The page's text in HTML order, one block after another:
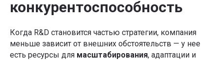
конкурентоспособность
Когда R&D становится частью стратегии, компания
меньше зависит от внешних обстоятельств — у нее
есть ресурсы для масштабирования, адаптации и
Изучить статьи →